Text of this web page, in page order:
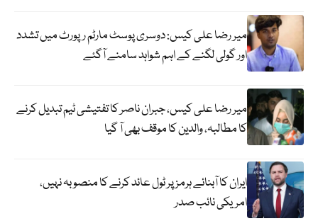
میر رضا علی کیس: دوسری پوسٹ مارٹم رپورٹ میں تشدد
اور گولی لگنے کے اہم شواہد سامنے آگئے
میر رضا علی کیس، جبران ناصر کا تفتیشی ٹیم تبدیل کرنے
کا مطالبہ، والدین کا موقف بھی آ گیا
ایران کا آبنائے ہرمز پر ٹول عائد کرنے کا منصوبہ نہیں،
امریکی نائب صدر